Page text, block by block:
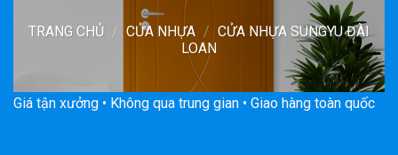
TRANG CHỦ / CỬA NHỰA / CỬA NHỰA SUNGYU ĐÀI
LOAN
Giá tận xưởng • Không qua trung gian • Giao hàng toàn quốc